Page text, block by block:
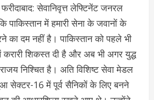
सेवानिवृत्त लेफ्टिनेंट जनरल
में हमारी सेना के जवानों के
का दम नहीं है। पाकिस्तान को पहले भी
करारी शिकस्त दी है और अब भी अगर युद्ध
निश्चित है। अति विशिष्ट सेवा मेडल
सेक्टर-16 में पूर्व सैनिकों के लिए बनने